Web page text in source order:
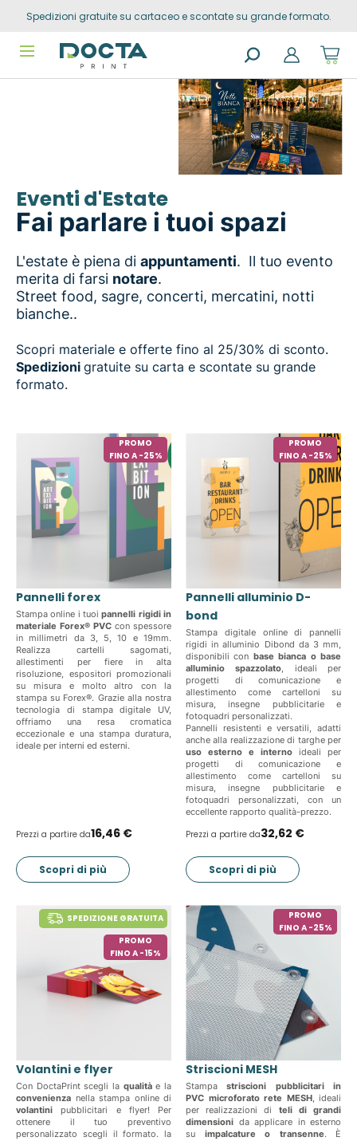
Skip to
Spedizioni gratuite su cartaceo e scontate su grande formato.
0
in
your
cart
Eventi d'Estate
Fai parlare i tuoi spazi
L'estate è piena di appuntamenti. Il tuo evento
merita di farsi notare.
Street food, sagre, concerti, mercatini, notti
bianche..
Scopri materiale e offerte fino al 25/30% di sconto.
Spedizioni gratuite su carta e scontate su grande
formato.
Go to
PROMO
FINO A -25%
Pannelli forex
Stampa online i tuoipannelli rigidi in
materiale Forex® PVC con spessore
in millimetri da 3, 5, 10 e 19mm.
Realizza cartelli sagomati,
allestimenti per fiere in alta
risoluzione, espositori promozionali
su misura e molto altro con la
stampa su Forex®. Grazie alla nostra
tecnologia di stampa digitale UV,
offriamo una resa cromatica
eccezionale e una stampa duratura,
ideale per interni ed esterni.
Prezzi a partire da16,46 €
Scopri di più
PROMO
FINO A -25%
Pannelli alluminio D-
bond
Stampa digitale online di pannelli
rigidi in alluminio Dibond da 3 mm,
disponibili con base bianca o base
alluminio spazzolato, ideali per
progetti di comunicazione e
allestimento come cartelloni su
misura, insegne pubblicitarie e
fotoquadri personalizzati.
Pannelli resistenti e versatili, adatti
anche alla realizzazione di targhe per
uso esterno e interno ideali per
progetti di comunicazione e
allestimento come cartelloni su
misura, insegne pubblicitarie e
fotoquadri personalizzati, con un
eccellente rapporto qualità-prezzo.
Prezzi a partire da32,62 €
Scopri di più
SPEDIZIONE GRATUITA
PROMO
FINO A -15%
Volantini e flyer
Con DoctaPrint scegli la qualitàe la
convenienza nella stampa online di
volantinipubblicitari e flyer! Per
ottenere il tuo preventivo
personalizzato scegli il formato. la
PROMO
FINO A -25%
Striscioni MESH
Stampastriscioni pubblicitari in
PVC microforato rete MESH, ideali
per realizzazioni di teli di grandi
dimensioni da applicare in esterno
su impalcature o transenne. È